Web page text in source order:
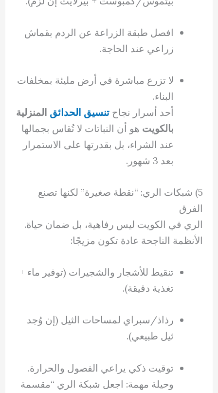
افصل طبقة الزراعة عن الردم بقماش
زراعي عند الحاجة.
لا تزرع مباشرة في أرض مليئة بمخلفات
البناء.
أحد أسرار نجاحتنسيق الحدائق المنزلية
بالكويت هو أن النباتات لا تُقاس بجمالها
عند الشراء، بل بقدرتها على الاستمرار
بعد 3 شهور.
5) شبكات الري: “نقطة صغيرة” لكنها تصنع
الفرق
الري في الكويت ليس رفاهية، بل ضمان حياة.
الأنظمة الناجحة عادة تكون مزيجًا:
تنقيط للأشجار والشجيرات (توفير ماء +
تغذية دقيقة).
رذاذ/سبراي لمساحات الثيل (إن وُجد
ثيل طبيعي).
توقيت ذكي يراعي الفصول والحرارة.
وحيلة مهمة: اجعل شبكة الري “مقسمة